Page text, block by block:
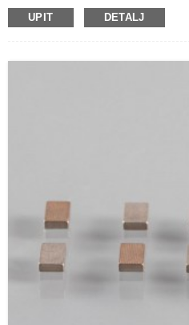
površinu kontakta, a istovremeno efekat
kontakta.
UPIT DETALJ